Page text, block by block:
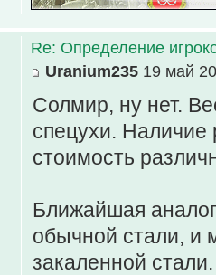
Re: Определение
Uranium235 19 май
Солмир, ну нет.
спецухи. Наличие
стоимость
Ближайшая
обычной стали, и
закаленной